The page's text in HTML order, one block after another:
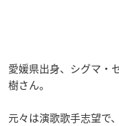
愛媛県出身、シグマ・
樹さん。
元々は演歌歌手志望で